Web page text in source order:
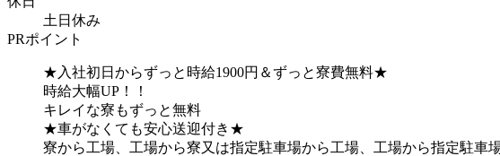
土日休み
PRポイント
★入社初日からずっと時給1900円＆ずっと寮費無料★
時給大幅UP！！
キレイな寮もずっと無料
★車がなくても安心送迎付き★
寮から工場、工場から寮又は指定駐車場から工場、工場から指定駐車